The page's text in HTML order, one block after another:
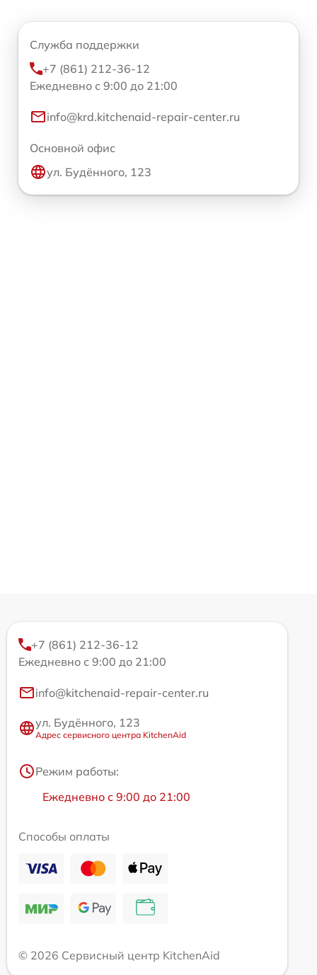
Служба поддержки
+7 (861) 212-36-12
Ежедневно с 9:00 до 21:00
info@krd.kitchenaid-repair-center.ru
Основной офис
ул. Будённого, 123
+7 (861) 212-36-12
Ежедневно с 9:00 до 21:00
info@kitchenaid-repair-center.ru
ул. Будённого, 123
Адрес сервисного центра KitchenAid
Режим работы:
Ежедневно с 9:00 до 21:00
Способы оплаты
© 2026 Сервисный центр KitchenAid